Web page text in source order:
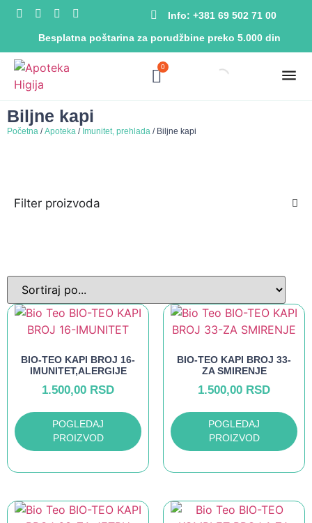
Besplatna poštarina za porudžbine preko 5.000 din
Info: +381 69 502 71 00
0
Biljne kapi
Početna /Apoteka / Imunitet, prehlada / Biljne kapi
Filter proizvoda
BIO-TEO KAPI BROJ 16-
IMUNITET,ALERGIJE
1.500,00 RSD
POGLEDAJ
PROIZVOD
BIO-TEO KAPI BROJ 33-
ZA SMIRENJE
1.500,00 RSD
POGLEDAJ
PROIZVOD